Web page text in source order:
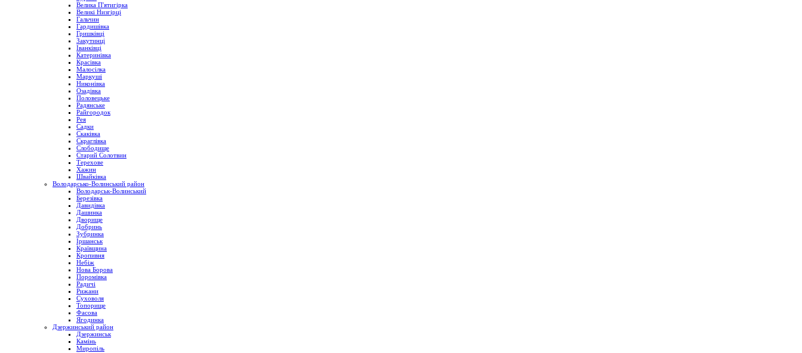
Велика П'ятигірка
Великі Низгірці
Гальчин
Гардишівка
Гришківці
Закутинці
Іванківці
Катеринівка
Красівка
Малосілка
Маркуші
Никонівка
Озадівка
Половецьке
Радянське
Райгородок
Рея
Садки
Скаківка
Скраглівка
Слободище
Старий Солотвин
Терехове
Хажин
Швайківка
Володарсько-Волинський район
Володарськ-Волинський
Березівка
Давидівка
Дашинка
Дворище
Добринь
Зубринка
Іршанськ
Краївщина
Кропивня
Небіж
Нова Борова
Поромівка
Радичі
Рижани
Суховоля
Топорище
Фасова
Ягодинка
Дзержинський район
Дзержинськ
Камінь
Миропіль